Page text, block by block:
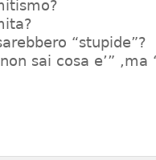
“stupide”?
sai cosa e’” ,ma